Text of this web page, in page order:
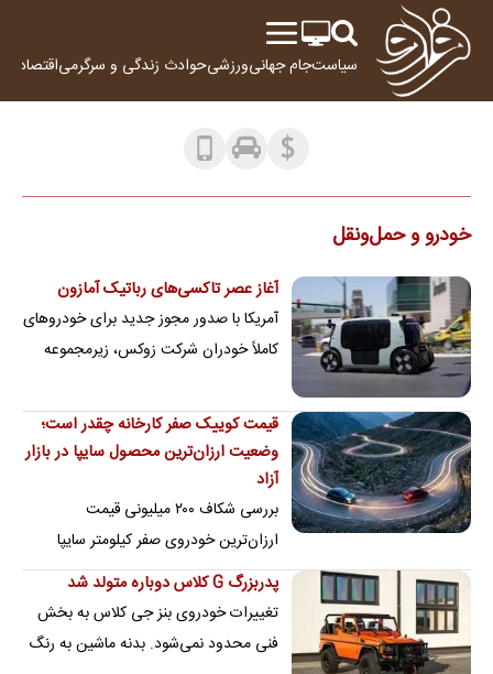
سیاستجام جهانیورزشیحوادث زندگی و سرگرمیاقتصاد
خودرو و حمل‌و‌نقل
آغاز عصر تاکسی‌های رباتیک آمازون
آمریکا با صدور مجوز جدید برای خودروهای
کاملاً خودران شرکت زوکس، زیرمجموعه
سنتی…
قیمت کوییک صفر کارخانه چقدر است؛
وضعیت ارزان‌ترین محصول سایپا در بازار
آزاد
بررسی شکاف ۲۰۰ میلیونی قیمت
ارزان‌ترین خودروی صفر کیلومتر سایپا
به‌همراه معرفی بهترین مدل کوییک
پدربزرگ G کلاس دوباره متولد شد
تغییرات خودروی بنز جی کلاس به بخش
فنی محدود نمی‌شود. بدنه ماشین به رنگ